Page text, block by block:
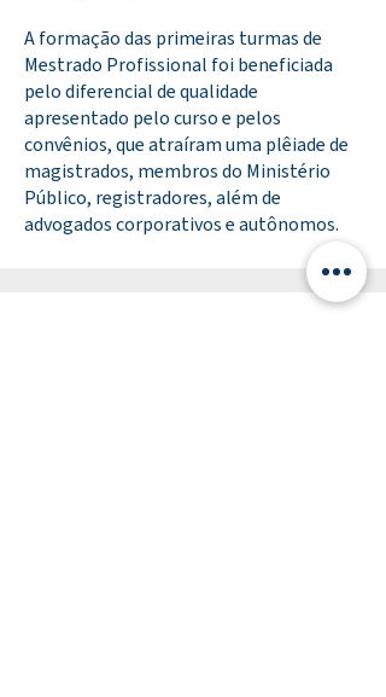
A formação das primeiras turmas de
Mestrado Profissional foi beneficiada
pelo diferencial de qualidade
apresentado pelo curso e pelos
convênios, que atraíram uma plêiade de
magistrados, membros do Ministério
Público, registradores, além de
advogados corporativos e autônomos.